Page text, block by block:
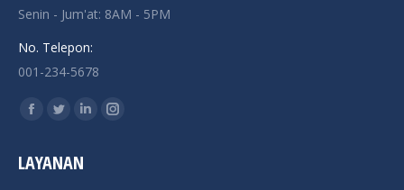
Senin - Jum'at: 8AM - 5PM
No. Telepon:
001-234-5678
Find us on:
Facebook
opens
Twitter
opens
LinkedinInstagram
LAYANAN